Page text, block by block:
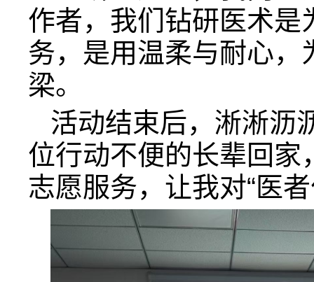
作者，我们钻研医术是
务，是用温柔与耐心
梁。
活动结束后，淅淅沥
位行动不便的长辈回家
志愿服务，让我对“医